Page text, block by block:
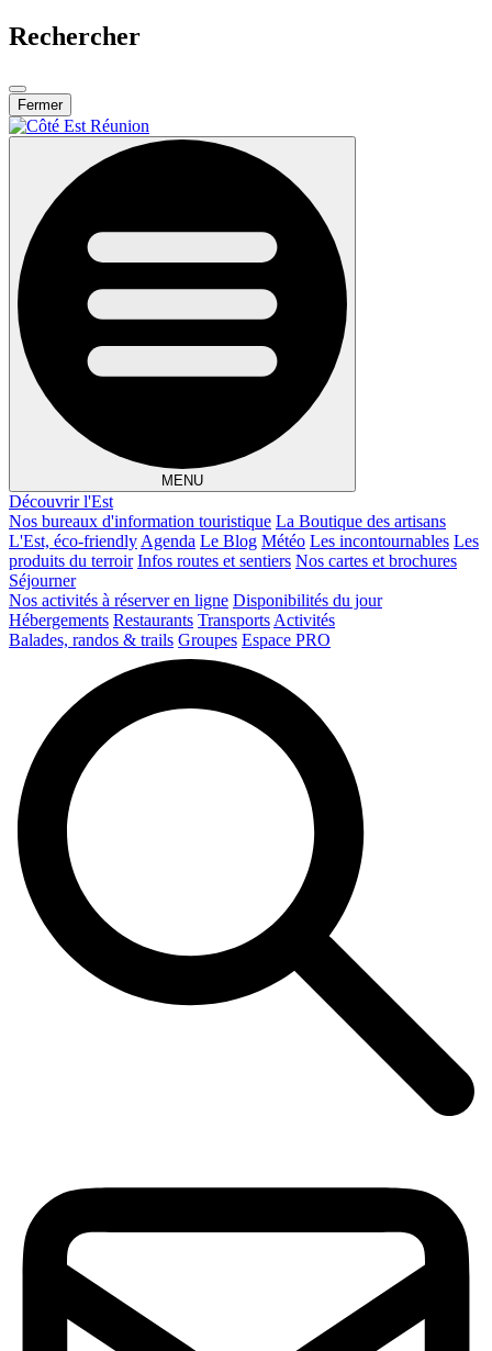
Rechercher
Fermer
MENU
Découvrir l'Est
Nos bureaux d'information touristique La Boutique des artisans
L'Est, éco-friendly Agenda Le Blog Météo Les incontournables Les
produits du terroir Infos routes et sentiers Nos cartes et brochures
Séjourner
Nos activités à réserver en ligne Disponibilités du jour
Hébergements Restaurants Transports Activités
Balades, randos & trails Groupes Espace PRO